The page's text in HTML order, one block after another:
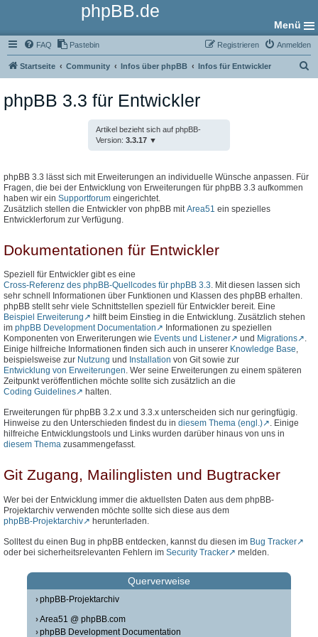
phpBB.de
Menü
FAQ Pastebin Anmelden
Registrieren
Startseite Community Infos über phpBB Infos für Entwickler
phpBB 3.3 für Entwickler
Artikel bezieht sich auf phpBB-
Version: 3.3.17
phpBB 3.3 lässt sich mit Erweiterungen an individuelle Wünsche anpassen. Für
Fragen, die bei der Entwicklung von Erweiterungen für phpBB 3.3 aufkommen
haben wir ein Supportforum eingerichtet.
Zusätzlich stellen die Entwickler von phpBB mit Area51 ein spezielles
Entwicklerforum zur Verfügung.
Dokumentationen für Entwickler
Speziell für Entwickler gibt es eine
Cross-Referenz des phpBB-Quellcodes für phpBB 3.3. Mit diesen lassen sich
sehr schnell Informationen über Funktionen und Klassen des phpBB erhalten.
phpBB stellt sehr viele Schnittstellen speziell für Entwickler bereit. Eine
Beispiel Erweiterung
hilft beim Einstieg in die Entwicklung. Zusätzlich stehen
im phpBB Development Documentation
Informationen zu speziellen
Komponenten von Erweriterungen wie Events und Listener und Migrations
.
Einige hilfreiche Informationen finden sich auch in unserer Knowledge Base,
beispielsweise zur Nutzung und Installation von Git sowie zur
Entwicklung von Erweiterungen. Wer seine Erweiterungen zu einem späteren
Zeitpunkt veröffentlichen möchte sollte sich zusätzlich an die
Coding Guidelines
halten.
Erweiterungen für phpBB 3.2.x und 3.3.x unterscheiden sich nur geringfügig.
Hinweise zu den Unterschieden findest du in diesem Thema (engl.)
. Einige
hilfreiche Entwicklungstools und Links wurden darüber hinaus von uns in
diesem Thema zusammengefasst.
Git Zugang, Mailinglisten und Bugtracker
Wer bei der Entwicklung immer die aktuellsten Daten aus dem phpBB-
Projektarchiv verwenden möchte sollte sich diese aus dem
phpBB-Projektarchiv
herunterladen.
Solltest du einen Bug in phpBB entdecken, kannst du diesen im Bug Tracker
oder bei sicherheitsrelevanten Fehlern im Security Tracker melden.
Querverweise
phpBB-Projektarchiv
Area51 @ phpBB.com
phpBB Development Documentation